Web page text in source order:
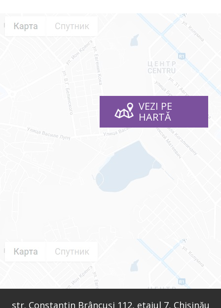
VEZI PE
HARTĂ
str. Constantin Brâncuși 112, etajul 7, Chișinău